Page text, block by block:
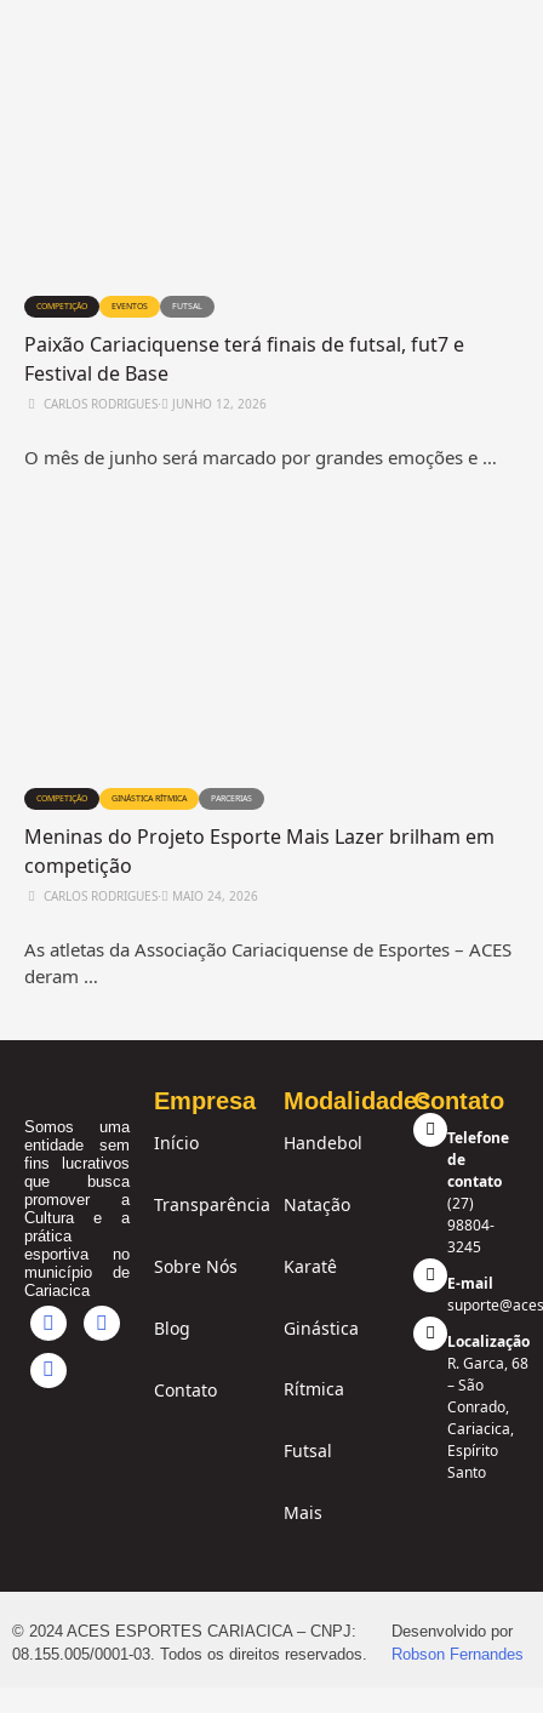
COMPETIÇÃO EVENTOS FUTSAL
Paixão Cariaciquense terá finais de futsal, fut7 e
Festival de Base
CARLOS RODRIGUES⋅ JUNHO 12, 2026
O mês de junho será marcado por grandes emoções e …
COMPETIÇÃO GINÁSTICA RÍTMICA PARCERIAS
Meninas do Projeto Esporte Mais Lazer brilham em
competição
CARLOS RODRIGUES⋅ MAIO 24, 2026
As atletas da Associação Cariaciquense de Esportes – ACES
deram …
Somos uma
entidade sem
fins lucrativos
que busca
promover a
Cultura e a
prática
esportiva no
município de
Cariacica
Empresa
Início
Transparência
Sobre Nós
Blog
Contato
Modalidades
Handebol
Natação
Karatê
Ginástica
Rítmica
Futsal
Mais
Contato
Telefone
de
contato
(27)
98804-
3245
E-mail
Localização
R. Garca, 68
– São
Conrado,
Cariacica,
Espírito
Santo
© 2024 ACES ESPORTES CARIACICA – CNPJ:
08.155.005/0001-03. Todos os direitos reservados.
Desenvolvido por
Robson Fernandes